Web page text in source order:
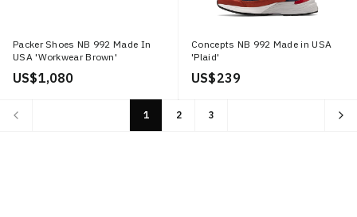
Packer Shoes NB 992 Made In
USA 'Workwear Brown'
US$ 1,080
Concepts NB 992 Made in USA
'Plaid'
US$ 239
1 2 3